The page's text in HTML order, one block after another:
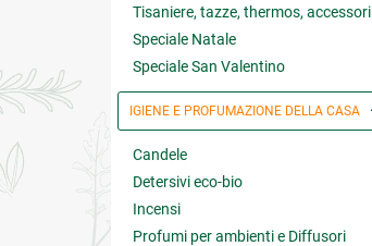
Tisaniere, tazze, thermos, accessori
Speciale Natale
Speciale San Valentino
IGIENE E PROFUMAZIONE DELLA CASA
Candele
Detersivi eco-bio
Incensi
Profumi per ambienti e Diffusori